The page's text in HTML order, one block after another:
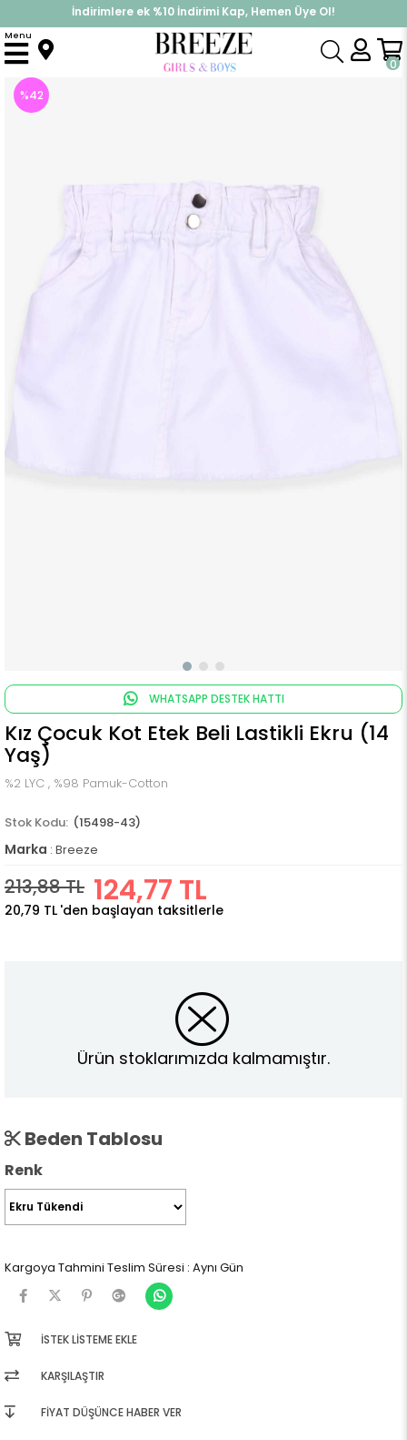
%30 Sepette Yaz İndirimi, Hemen Al!
İndirimlere ek %10 İndirimi Kap, Hemen Üye Ol!
0
Menu
Anasayfa Alt Giyim Etek
%42
WHATSAPP DESTEK HATTI
Kız Çocuk Kot Etek Beli Lastikli Ekru (14
Yaş)
%2 LYC , %98 Pamuk-Cotton
(15498-43)
Marka : Breeze
213,88 TL 124,77 TL
20,79 TL 'den başlayan taksitlerle
Ürün stoklarımızda kalmamıştır.
Beden Tablosu
Renk
Kargoya Tahmini Teslim Süresi : Aynı Gün
İSTEK LISTEME EKLE
KARŞILAŞTIR
FIYAT DÜŞÜNCE HABER VER